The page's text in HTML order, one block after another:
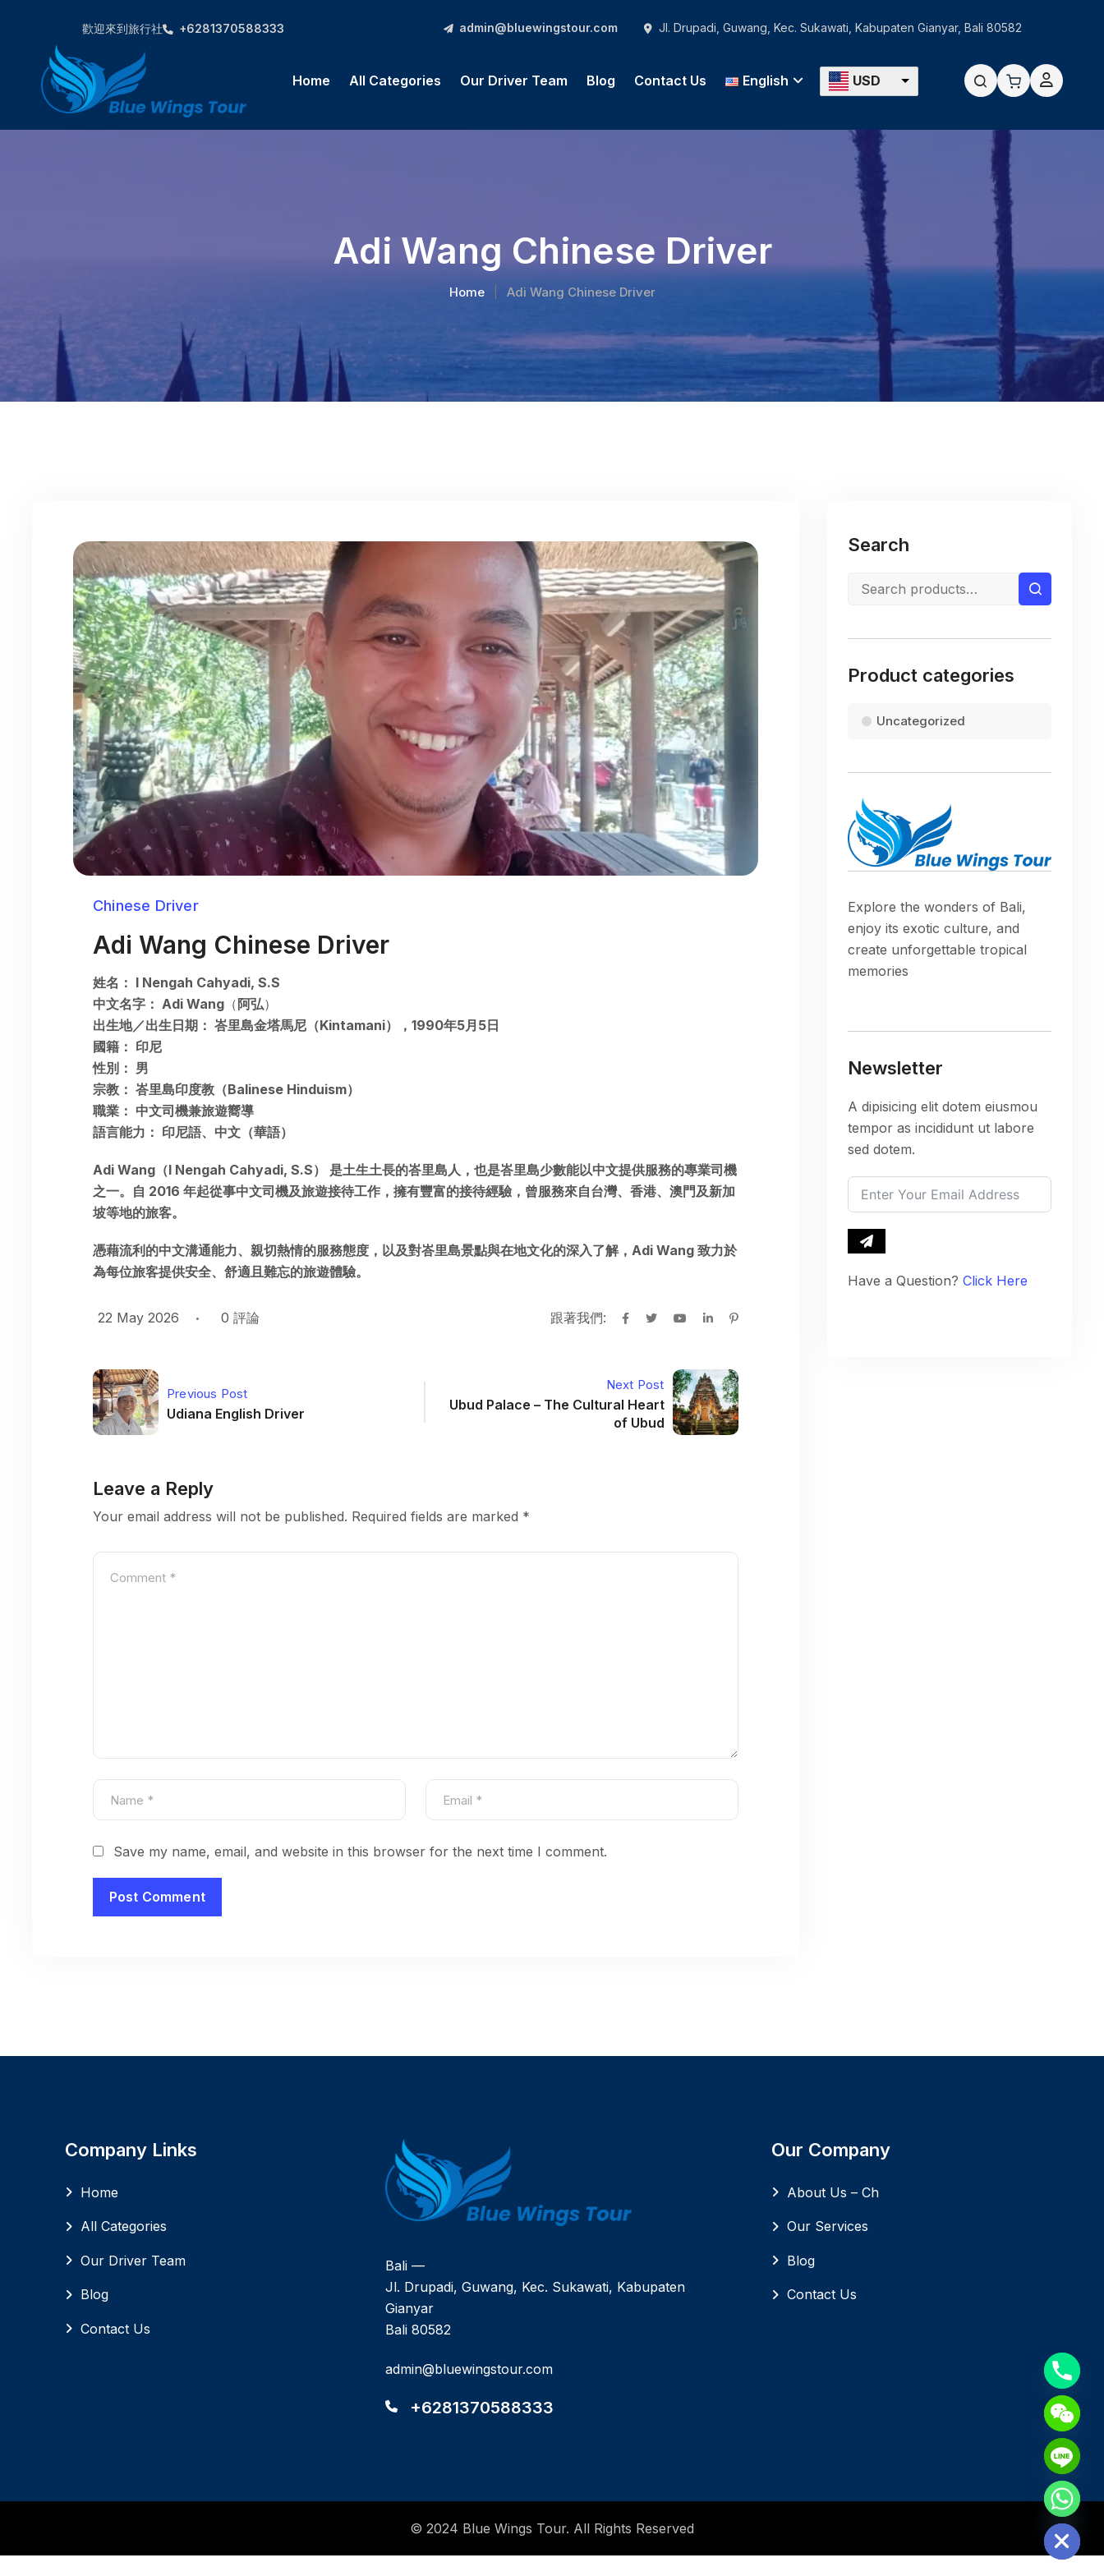
歡迎來到旅行社 +6281370588333 admin@bluewingstour.com Jl. Drupadi, Guwang, Kec. Sukawati, Kabupaten Gianyar, Bali 80582
Home All Categories Our Driver Team Blog Contact Us English USD
Adi Wang Chinese Driver
Home Adi Wang Chinese Driver
Chinese Driver
Adi Wang Chinese Driver
姓名： I Nengah Cahyadi, S.S
中文名字： Adi Wang （ 阿弘）
出生地／出生日期： 峇里島金塔馬尼（Kintamani），1990年5月5日
國籍： 印尼
性別： 男
宗教： 峇里島印度教（Balinese Hinduism）
職業： 中文司機兼旅遊嚮導
語言能力： 印尼語、中文（華語）
Adi Wang（I Nengah Cahyadi, S.S） 是土生土長的峇里島人，也是峇里島少數能以中文提供服務的專業司機
之一。自 2016 年起從事中文司機及旅遊接待工作，擁有豐富的接待經驗，曾服務來自台灣、香港、澳門及新加
坡等地的旅客。
憑藉流利的中文溝通能力、親切熱情的服務態度，以及對峇里島景點與在地文化的深入了解，Adi Wang 致力於
為每位旅客提供安全、舒適且難忘的旅遊體驗。
22 May 2026 0 評論 跟著我們:
Previous Post
Udiana English Driver
Next Post
Ubud Palace – The Cultural Heart
of Ubud
Leave a Reply
Your email address will not be published. Required fields are marked *
Save my name, email, and website in this browser for the next time I comment.
Search
Product categories
Uncategorized
Explore the wonders of Bali,
enjoy its exotic culture, and
create unforgettable tropical
memories
Newsletter
A dipisicing elit dotem eiusmou
tempor as incididunt ut labore
sed dotem.
Have a Question? Click Here
Company Links
Home
All Categories
Our Driver Team
Blog
Contact Us
Bali —
Jl. Drupadi, Guwang, Kec. Sukawati, Kabupaten
Gianyar
Bali 80582
admin@bluewingstour.com
+6281370588333
Our Company
About Us – Ch
Our Services
Blog
Contact Us
© 2024 Blue Wings Tour. All Rights Reserved
Hide chaty